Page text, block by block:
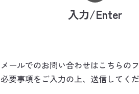
入力/Enter
メールでのお問い合わせはこちらの
必要事項をご入力の上、送信してく